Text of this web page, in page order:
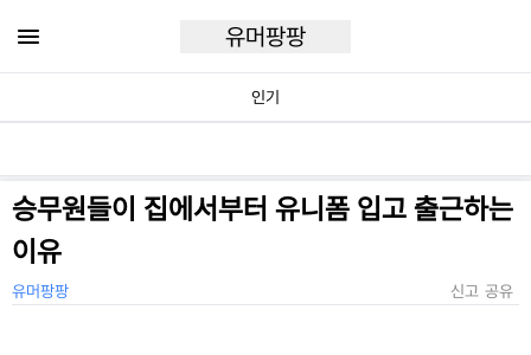
유머팡팡
인기
승무원들이 집에서부터 유니폼 입고 출근하는
이유
유머팡팡 신고 공유